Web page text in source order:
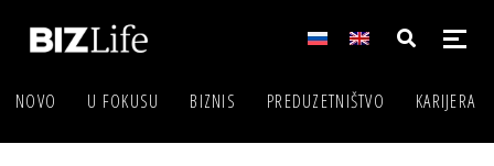
NOVO U FOKUSU BIZNIS PREDUZETNIŠTVO KARIJERA